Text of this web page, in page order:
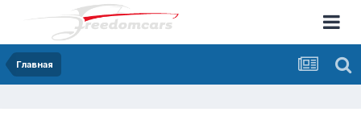
Главная